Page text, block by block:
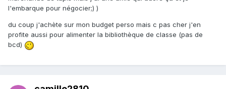
l'embarque pour négocier;) )
du coup j'achète sur mon budget perso mais c pas cher j'en
profite aussi pour alimenter la bibliothèque de classe (pas de
bcd)